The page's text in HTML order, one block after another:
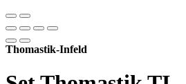
Thomastik-Infeld